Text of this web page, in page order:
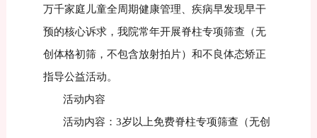
万千家庭儿童全周期健康管理、疾病早发现早干
预的核心诉求，我院常年开展脊柱专项筛查（无
创体格初筛，不包含放射拍片）和不良体态矫正
指导公益活动。
活动内容
活动内容：3岁以上免费脊柱专项筛查（无创